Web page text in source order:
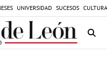
UNIVERSIDAD SUCESOS